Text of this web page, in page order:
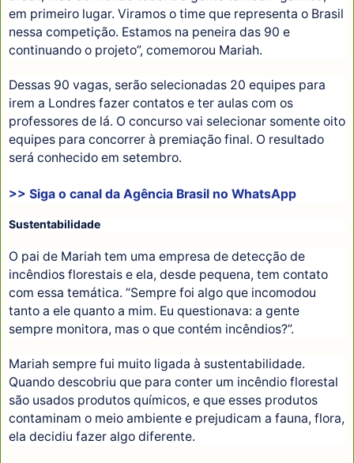
em primeiro lugar. Viramos o time que representa o Brasil
nessa competição. Estamos na peneira das 90 e
continuando o projeto”, comemorou Mariah.
Dessas 90 vagas, serão selecionadas 20 equipes para
irem a Londres fazer contatos e ter aulas com os
professores de lá. O concurso vai selecionar somente oito
equipes para concorrer à premiação final. O resultado
será conhecido em setembro.
>> Siga o canal da Agência Brasil no WhatsApp
Sustentabilidade
O pai de Mariah tem uma empresa de detecção de
incêndios florestais e ela, desde pequena, tem contato
com essa temática. “Sempre foi algo que incomodou
tanto a ele quanto a mim. Eu questionava: a gente
sempre monitora, mas o que contém incêndios?”.
Mariah sempre fui muito ligada à sustentabilidade.
Quando descobriu que para conter um incêndio florestal
são usados produtos químicos, e que esses produtos
contaminam o meio ambiente e prejudicam a fauna, flora,
ela decidiu fazer algo diferente.